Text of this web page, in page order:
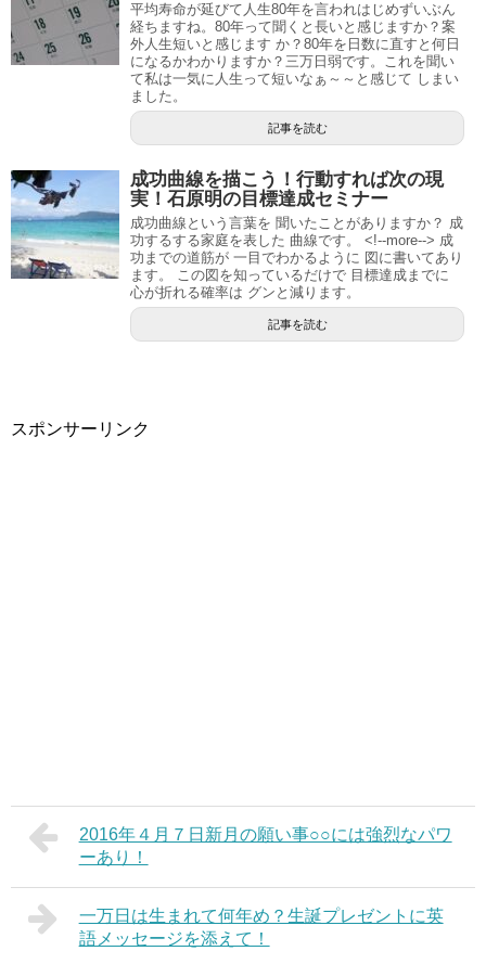
平均寿命が延びて人生80年を言われはじめずいぶん
経ちますね。80年って聞くと長いと感じますか？案
外人生短いと感じます か？80年を日数に直すと何日
になるかわかりますか？三万日弱です。これを聞い
て私は一気に人生って短いなぁ～～と感じて しまい
ました。
記事を読む
成功曲線を描こう！行動すれば次の現
実！石原明の目標達成セミナー
成功曲線という言葉を 聞いたことがありますか？ 成
功するする家庭を表した 曲線です。 <!--more--> 成
功までの道筋が 一目でわかるように 図に書いてあり
ます。 この図を知っているだけで 目標達成までに
心が折れる確率は グンと減ります。
記事を読む
スポンサーリンク
2016年４月７日新月の願い事○○には強烈なパワ
ーあり！
一万日は生まれて何年め？生誕プレゼントに英
語メッセージを添えて！